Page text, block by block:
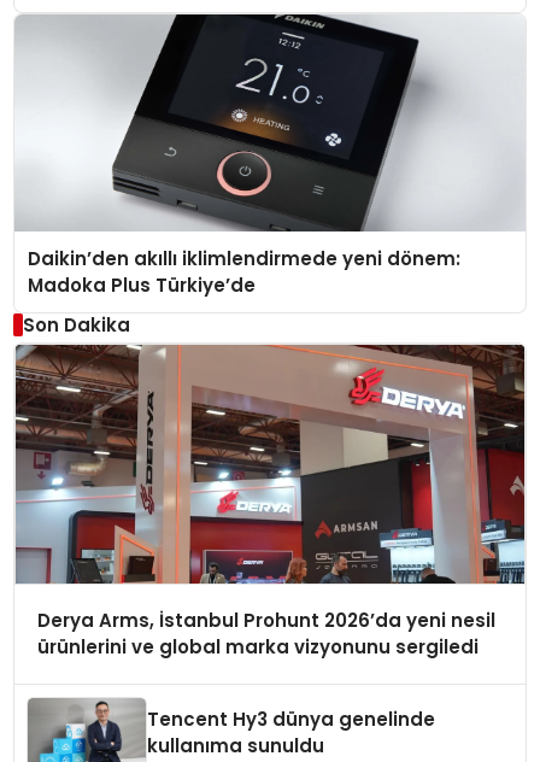
Daikin’den akıllı iklimlendirmede yeni dönem:
Madoka Plus Türkiye’de
Son Dakika
Derya Arms, İstanbul Prohunt 2026’da yeni nesil
ürünlerini ve global marka vizyonunu sergiledi
Tencent Hy3 dünya genelinde
kullanıma sunuldu